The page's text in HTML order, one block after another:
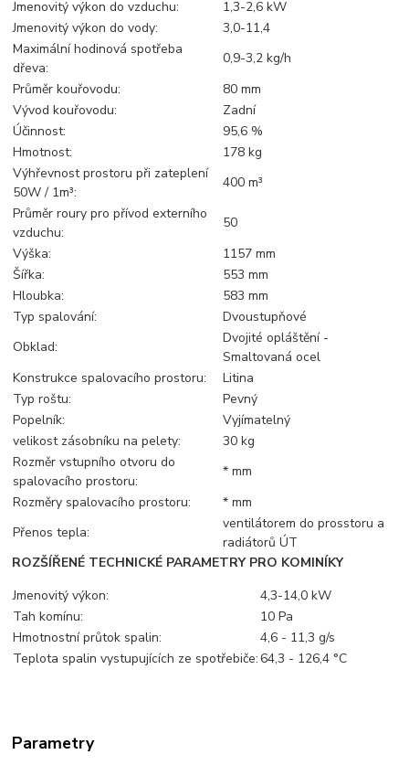
Jmenovitý výkon do vzduchu:
1,3-2,6 kW
Jmenovitý výkon do vody:
3,0-11,4
Maximální hodinová spotřeba
dřeva:
0,9-3,2 kg/h
Průměr kouřovodu:
80 mm
Vývod kouřovodu:
Zadní
Účinnost:
95,6 %
Hmotnost:
178 kg
Výhřevnost prostoru při zateplení
50W / 1m³:
400 m³
Průměr roury pro přívod externího
vzduchu:
50
Výška:
1157 mm
Šířka:
553 mm
Hloubka:
583 mm
Typ spalování:
Dvoustupňové
Obklad:
Dvojité opláštění -
Smaltovaná ocel
Konstrukce spalovacího prostoru:
Litina
Typ roštu:
Pevný
Popelník:
Vyjímatelný
velikost zásobníku na pelety:
30 kg
Rozměr vstupního otvoru do
spalovacího prostoru:
* mm
Rozměry spalovacího prostoru:
* mm
Přenos tepla:
ventilátorem do prosstoru a
radiátorů ÚT
ROZŠÍŘENÉ TECHNICKÉ PARAMETRY PRO KOMINÍKY
Jmenovitý výkon:
4,3-14,0 kW
Tah komínu:
10 Pa
Hmotnostní průtok spalin:
4,6 - 11,3 g/s
Teplota spalin vystupujících ze spotřebiče:64,3 - 126,4 °C
Parametry